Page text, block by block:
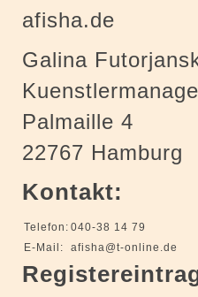
afisha.de
Galina
Palmaille 4
22767 Hamburg
Kontakt:
Telefon: 040-38 14 79
E-Mail:
afisha@t-online.de